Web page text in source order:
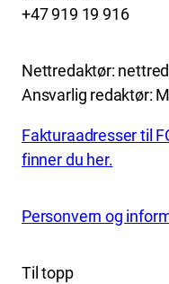
+47 919 19 916
Nettredaktør:
Ansvarlig redaktør:
Fakturaadresser til
finner du her.
Personvern og
Til topp